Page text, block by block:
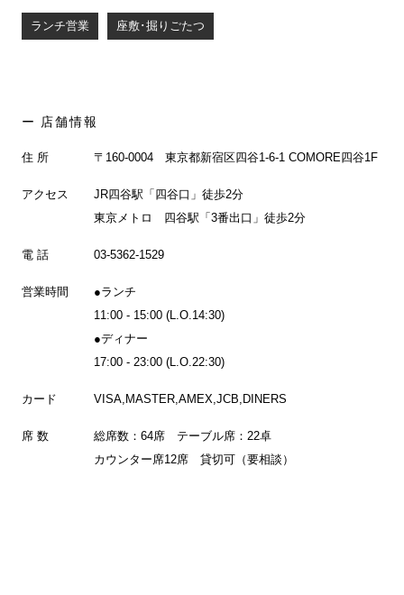
ランチ営業 座敷･掘りごたつ
店舗情報
住 所 〒160-0004 東京都新宿区四谷1-6-1 COMORE四谷1F
アクセス
JR四谷駅「四谷口」徒歩2分
東京メトロ 四谷駅「3番出口」徒歩2分
電 話 03-5362-1529
営業時間
●ランチ
11:00 - 15:00 (L.O.14:30)
●ディナー
17:00 - 23:00 (L.O.22:30)
カード VISA,MASTER,AMEX,JCB,DINERS
席 数
総席数：64席 テーブル席：22卓
カウンター席12席 貸切可（要相談）